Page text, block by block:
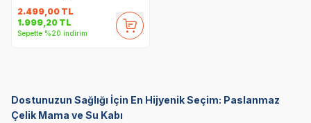
2.499,00 TL
1.999,20 TL
Sepette %20 indirim
Dostunuzun Sağlığı İçin En Hijyenik Seçim: Paslanmaz
Çelik Mama ve Su Kabı